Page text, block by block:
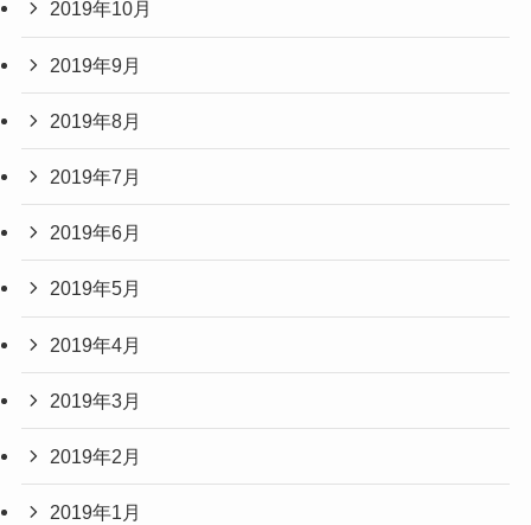
2019年10月
2019年9月
2019年8月
2019年7月
2019年6月
2019年5月
2019年4月
2019年3月
2019年2月
2019年1月